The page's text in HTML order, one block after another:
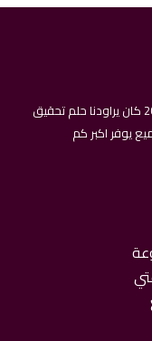
كانت دومًا احلامنا للهواة كبيرة , فمنذ عام 2015 كان يراودنا حلم تحقيق
يوفر اكبر كم